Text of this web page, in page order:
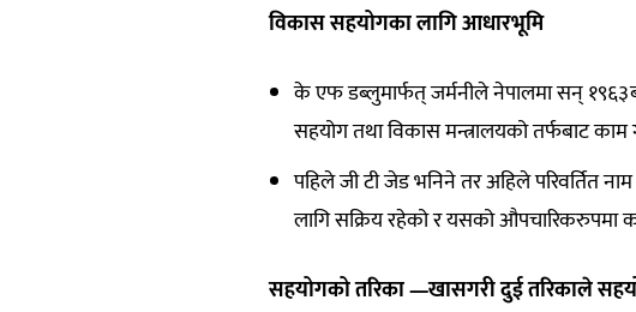
विकास सहयोगका लागि आधारभूमि
के एफ डब्लुमार्फत् जर्मनीले नेपालमा सन्
सहयोग तथा विकास मन्त्रालयको तर्फबाट
पहिले जी टी जेड भनिने तर अहिले
लागि सक्रिय रहेको र यसको औपचारिकरुपमा
सहयोगको तरिका —खासगरी दुई तरिकाले